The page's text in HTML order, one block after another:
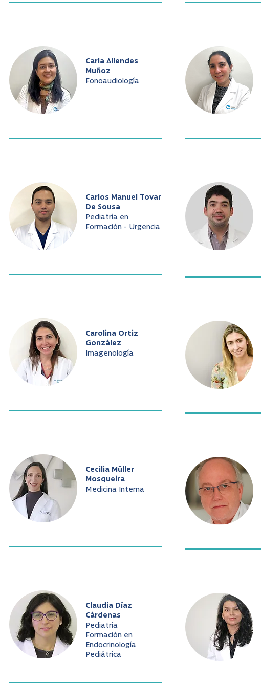
Carla Allendes
Muñoz
Fonoaudiología
Carlos Manuel Tovar
De Sousa
Pediatría en
Formación - Urgencia
Carolina Ortiz
González
Imagenología
Cecilia Müller
Mosqueira
Medicina Interna
Claudia Díaz
Cárdenas
Pediatría
Formación en
Endocrinología
Pediátrica